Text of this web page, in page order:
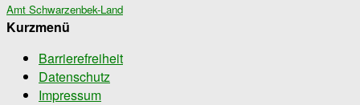
Amt Schwarzenbek-Land
Kurzmenü
Barrierefreiheit
Datenschutz
Impressum